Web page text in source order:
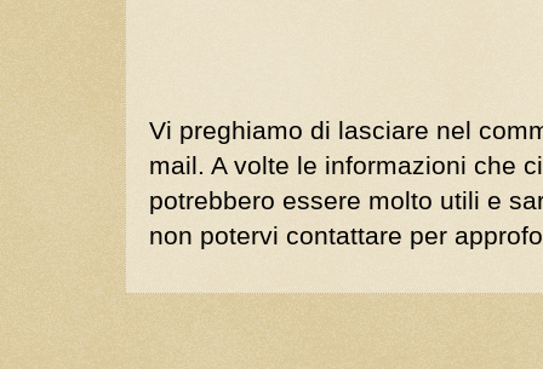
Vi preghiamo di lasciare nel
mail. A volte le informazioni che
potrebbero essere molto utili e
non potervi contattare per